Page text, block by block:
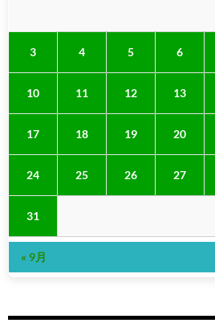
3 4 5 6
10 11 12 13
17 18 19 20
24 25 26 27
31
« 9月